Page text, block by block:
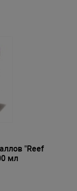
"Reef
мл